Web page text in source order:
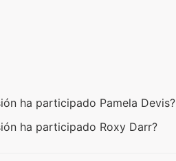
ha participado Pamela Devis?
ha participado Roxy Darr?